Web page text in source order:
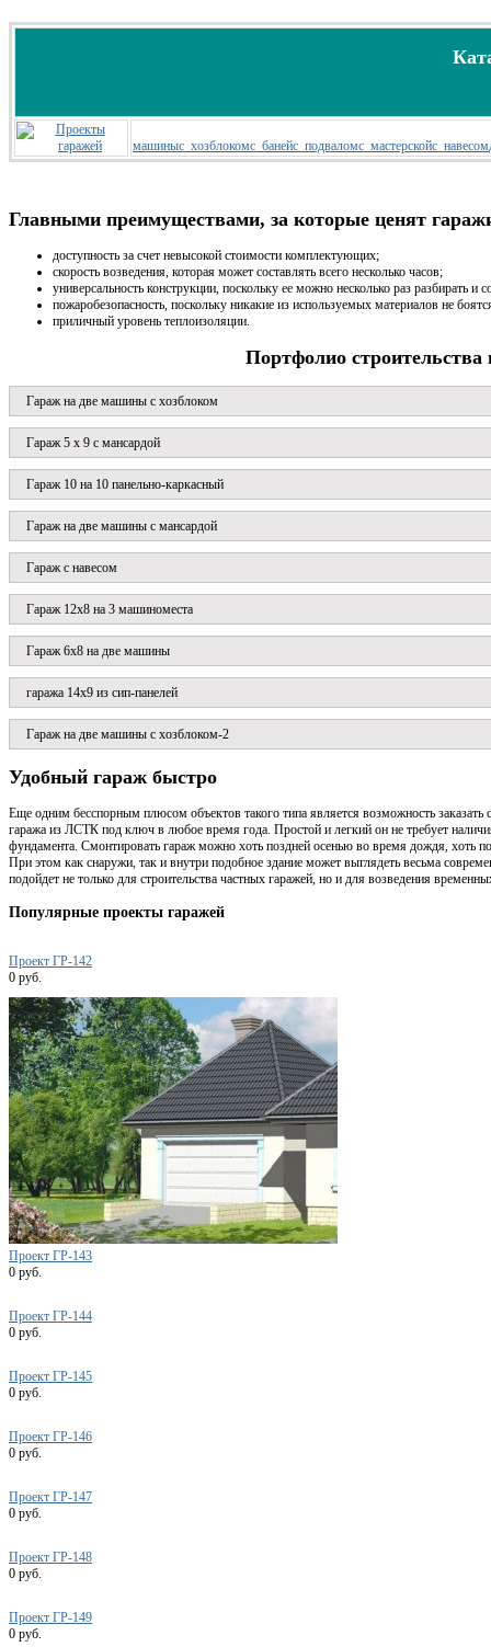
машиныс_хозблокомс_банейс_подваломс_мастерскойс_навесом
Главными преимуществами, за которые ценят
доступность за счет невысокой стоимости комплектующих;
скорость возведения, которая может составлять всего несколько часов;
универсальность конструкции, поскольку ее можно несколько раз разбирать и
пожаробезопасность, поскольку никакие из используемых материалов не
приличный уровень теплоизоляции.
Портфолио строительства
Гараж на две машины с хозблоком
Гараж 5 х 9 с мансардой
Гараж 10 на 10 панельно-каркасный
Гараж на две машины с мансардой
Гараж с навесом
Гараж 12x8 на 3 машиноместа
Гараж 6х8 на две машины
гаража 14x9 из сип-панелей
Гараж на две машины с хозблоком-2
Удобный гараж быстро
Еще одним бесспорным плюсом объектов такого типа является возможность заказать
гаража из ЛСТК под ключ в любое время года. Простой и легкий он не требует
фундамента. Смонтировать гараж можно хоть поздней осенью во время дождя, хоть
При этом как снаружи, так и внутри подобное здание может выглядеть весьма
подойдет не только для строительства частных гаражей, но и для возведения
Популярные проекты гаражей
Проект ГР-142
0 руб.
Проект ГР-143
0 руб.
Проект ГР-144
0 руб.
Проект ГР-145
0 руб.
Проект ГР-146
0 руб.
Проект ГР-147
0 руб.
Проект ГР-148
0 руб.
Проект ГР-149
0 руб.